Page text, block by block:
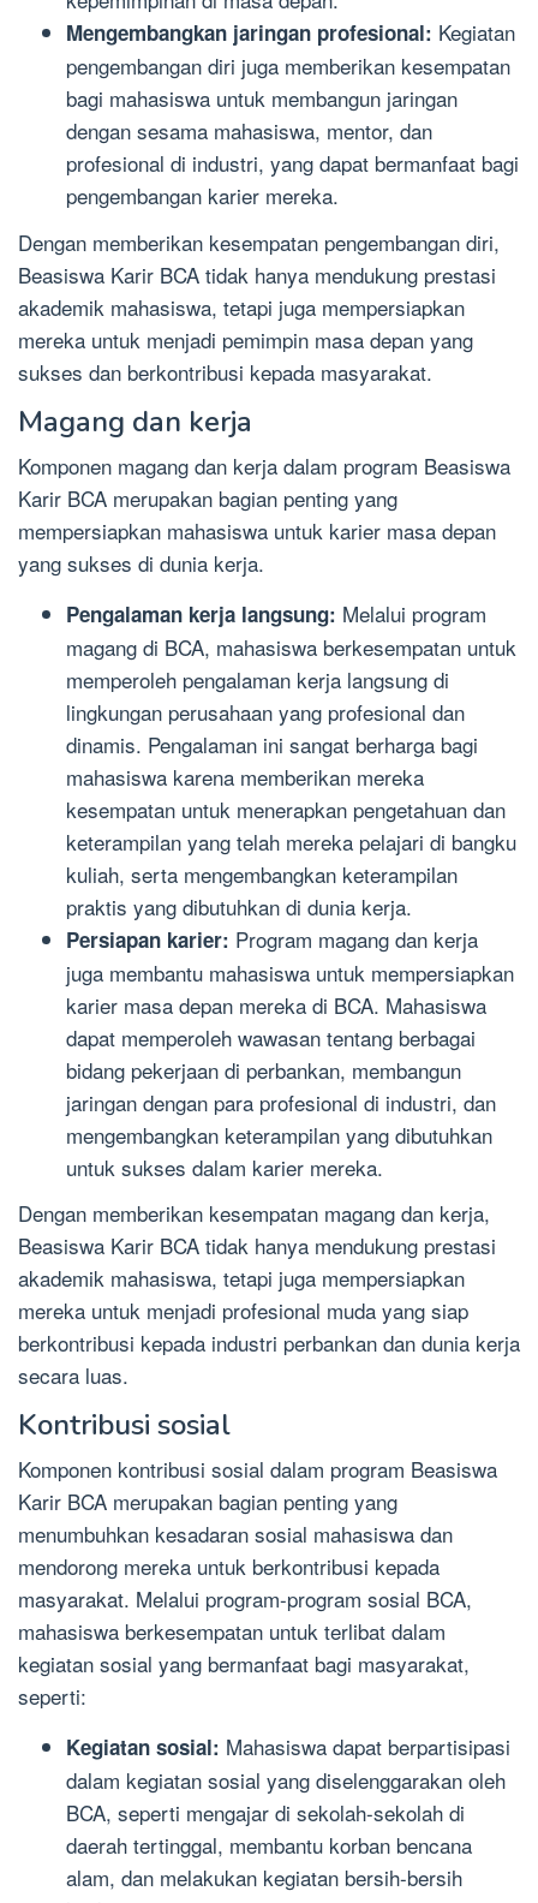
Mengembangkan jaringan profesional: Kegiatan
pengembangan diri juga memberikan kesempatan
bagi mahasiswa untuk membangun jaringan
dengan sesama mahasiswa, mentor, dan
profesional di industri, yang dapat bermanfaat bagi
pengembangan karier mereka.
Dengan memberikan kesempatan pengembangan diri,
Beasiswa Karir BCA tidak hanya mendukung prestasi
akademik mahasiswa, tetapi juga mempersiapkan
mereka untuk menjadi pemimpin masa depan yang
sukses dan berkontribusi kepada masyarakat.
Magang dan kerja
Komponen magang dan kerja dalam program Beasiswa
Karir BCA merupakan bagian penting yang
mempersiapkan mahasiswa untuk karier masa depan
yang sukses di dunia kerja.
Pengalaman kerja langsung: Melalui program
magang di BCA, mahasiswa berkesempatan untuk
memperoleh pengalaman kerja langsung di
lingkungan perusahaan yang profesional dan
dinamis. Pengalaman ini sangat berharga bagi
mahasiswa karena memberikan mereka
kesempatan untuk menerapkan pengetahuan dan
keterampilan yang telah mereka pelajari di bangku
kuliah, serta mengembangkan keterampilan
praktis yang dibutuhkan di dunia kerja.
Persiapan karier: Program magang dan kerja
juga membantu mahasiswa untuk mempersiapkan
karier masa depan mereka di BCA. Mahasiswa
dapat memperoleh wawasan tentang berbagai
bidang pekerjaan di perbankan, membangun
jaringan dengan para profesional di industri, dan
mengembangkan keterampilan yang dibutuhkan
untuk sukses dalam karier mereka.
Dengan memberikan kesempatan magang dan kerja,
Beasiswa Karir BCA tidak hanya mendukung prestasi
akademik mahasiswa, tetapi juga mempersiapkan
mereka untuk menjadi profesional muda yang siap
berkontribusi kepada industri perbankan dan dunia kerja
secara luas.
Kontribusi sosial
Komponen kontribusi sosial dalam program Beasiswa
Karir BCA merupakan bagian penting yang
menumbuhkan kesadaran sosial mahasiswa dan
mendorong mereka untuk berkontribusi kepada
masyarakat. Melalui program-program sosial BCA,
mahasiswa berkesempatan untuk terlibat dalam
kegiatan sosial yang bermanfaat bagi masyarakat,
seperti:
Kegiatan sosial: Mahasiswa dapat berpartisipasi
dalam kegiatan sosial yang diselenggarakan oleh
BCA, seperti mengajar di sekolah-sekolah di
daerah tertinggal, membantu korban bencana
alam, dan melakukan kegiatan bersih-bersih